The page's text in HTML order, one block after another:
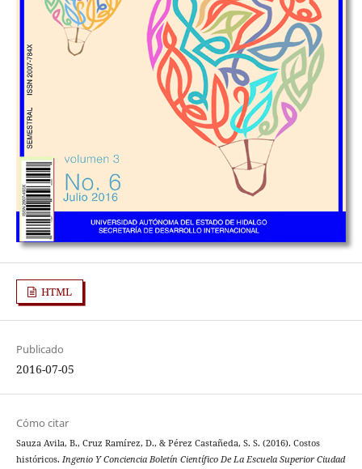
HTML
Publicado
2016-07-05
Cómo citar
Sauza Avila, B., Cruz Ramírez, D., & Pérez Castañeda, S. S. (2016). Costos
históricos. Ingenio Y Conciencia Boletín Científico De La Escuela Superior Ciudad